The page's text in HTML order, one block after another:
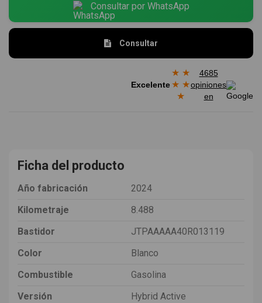
Consultar por WhatsApp
Consultar
Excelente
★ ★
★ ★
★
4685
opiniones
en
Ficha del producto
Año fabricación
2024
Kilometraje
8.488
Bastidor
JTPAAAAA40R013119
Color
Blanco
Combustible
Gasolina
Versión
Hybrid Active